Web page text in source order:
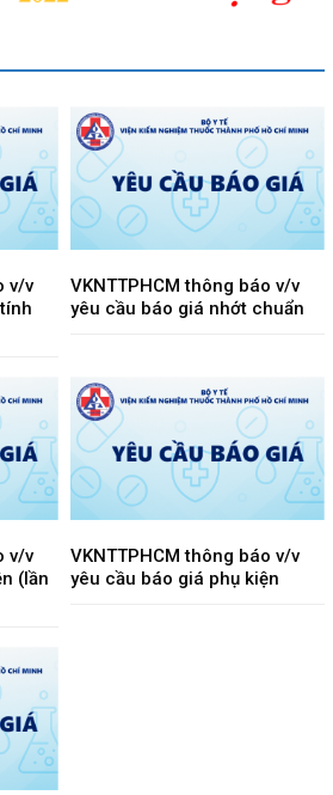
v/v
VKNTTPHCM thông báo v/v
yêu cầu báo giá nhớt chuẩn
v/v
(lần
VKNTTPHCM thông báo v/v
yêu cầu báo giá phụ kiện